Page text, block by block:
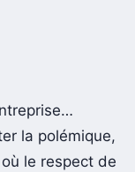
la polémique,
le respect de